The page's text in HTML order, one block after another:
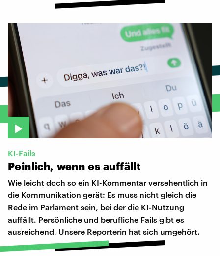
KI-Fails
Peinlich, wenn es auffällt
Wie leicht doch so ein KI-Kommentar versehentlich in
die Kommunikation gerät: Es muss nicht gleich die
Rede im Parlament sein, bei der die KI-Nutzung
auffällt. Persönliche und berufliche Fails gibt es
ausreichend. Unsere Reporterin hat sich umgehört.